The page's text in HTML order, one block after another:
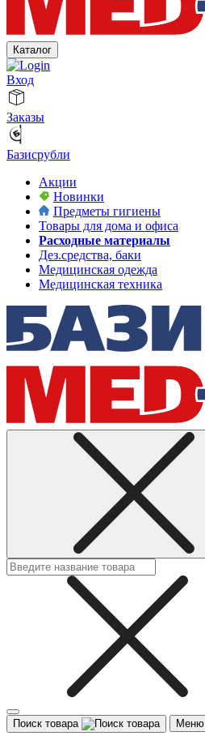
Каталог
Вход
Заказы
Базисрубли
Акции
Новинки
Предметы гигиены
Товары для дома и офиса
Расходные материалы
Дез.средства, баки
Медицинская одежда
Медицинская техника
Поиск товара Меню